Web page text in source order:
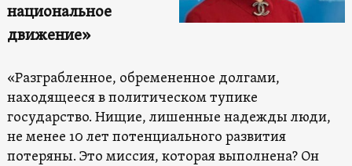
национальное
движение»
«Разграбленное, обремененное долгами,
находящееся в политическом тупике
государство. Нищие, лишенные надежды люди,
не менее 10 лет потенциального развития
потеряны. Это миссия, которая выполнена? Он